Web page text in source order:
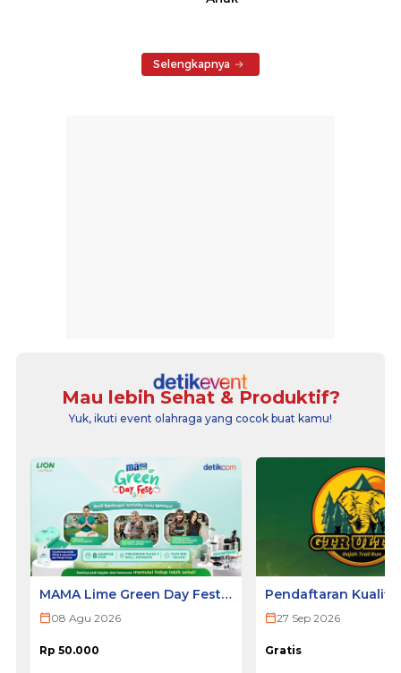
Selengkapnya
Mau lebih Sehat & Produktif?
Yuk, ikuti event olahraga yang cocok buat kamu!
MAMA Lime Green Day Fest
2026 - SURABAYA
08 Agu 2026
Rp 50.000
Pendaftaran
ULTRA 2026
27 Sep 2026
Gratis